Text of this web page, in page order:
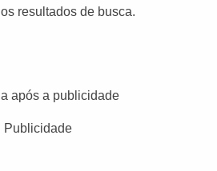
resultados de busca.
após a publicidade
Publicidade